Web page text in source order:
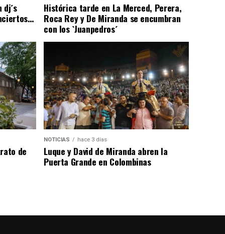
Histórica tarde en La Merced, Perera,
Roca Rey y De Miranda se encumbran
con los `Juanpedros´
de
NOTICIAS hace 3 días
Luque y David de Miranda abren la
Puerta Grande en Colombinas